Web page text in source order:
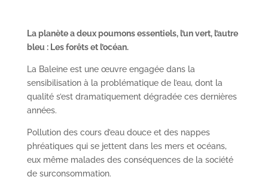
La planète a deux poumons essentiels, l’un vert, l’autre
bleu : Les forêts et l’océan.
La Baleine est une œuvre engagée dans la
sensibilisation à la problématique de l’eau, dont la
qualité s’est dramatiquement dégradée ces dernières
années.
Pollution des cours d’eau douce et des nappes
phréatiques qui se jettent dans les mers et océans,
eux même malades des conséquences de la société
de surconsommation.